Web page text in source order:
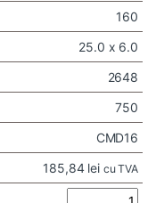
160
25.0 x 6.0
2648
750
CMD16
185,84 lei cu TVA